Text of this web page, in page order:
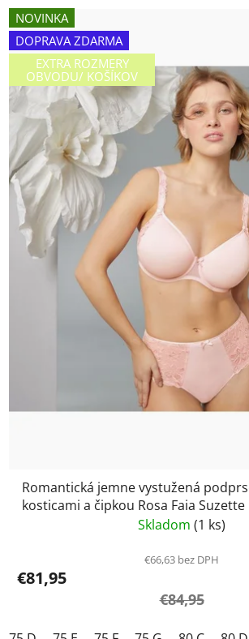
NOVINKA
DOPRAVA ZDARMA
EXTRA ROZMERY
OBVODU/ KOŠÍKOV
Romantická jemne vystužená
kosticami a čipkou Rosa Faia
Skladom (1 ks)
€66,63 bez DPH
€81,95
€84,95